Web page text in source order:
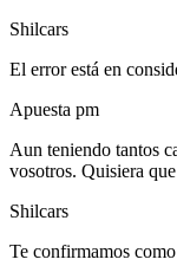
Shilcars
El error está en
Apuesta pm
Aun teniendo tantos
vosotros. Quisiera
Shilcars
Te confirmamos